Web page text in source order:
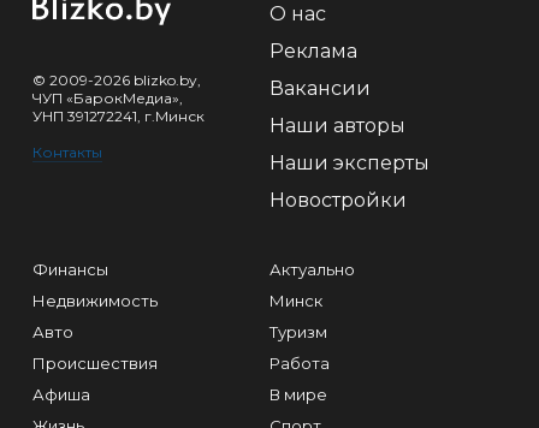
© 2009-2026 blizko.by,
ЧУП «БарокМедиа»,
УНП 391272241, г.Минск
Контакты
О нас
Реклама
Вакансии
Наши авторы
Наши эксперты
Новостройки
Финансы
Недвижимость
Авто
Происшествия
Афиша
Актуально
Минск
Туризм
Работа
В мире